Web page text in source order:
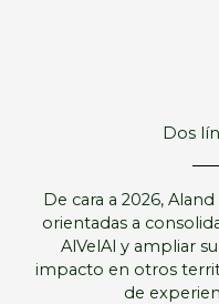
Dos
De cara a 2026,
orientadas a
AlVelAl y ampliar
impacto en otros
de